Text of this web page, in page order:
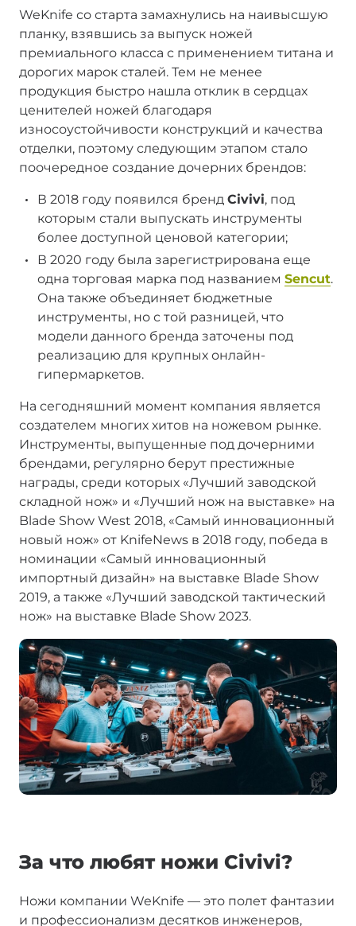
WeKnife со старта замахнулись на наивысшую
планку, взявшись за выпуск ножей
премиального класса с применением титана и
дорогих марок сталей. Тем не менее
продукция быстро нашла отклик в сердцах
ценителей ножей благодаря
износоустойчивости конструкций и качества
отделки, поэтому следующим этапом стало
поочередное создание дочерних брендов:
В 2018 году появился бренд Civivi, под
которым стали выпускать инструменты
более доступной ценовой категории;
В 2020 году была зарегистрирована еще
одна торговая марка под названием Sencut.
Она также объединяет бюджетные
инструменты, но с той разницей, что
модели данного бренда заточены под
реализацию для крупных онлайн-
гипермаркетов.
На сегодняшний момент компания является
создателем многих хитов на ножевом рынке.
Инструменты, выпущенные под дочерними
брендами, регулярно берут престижные
награды, среди которых «Лучший заводской
складной нож» и «Лучший нож на выставке» на
Blade Show West 2018, «Самый инновационный
новый нож» от KnifeNews в 2018 году, победа в
номинации «Самый инновационный
импортный дизайн» на выставке Blade Show
2019, а также «Лучший заводской тактический
нож» на выставке Blade Show 2023.
За что любят ножи Civivi?
Ножи компании WeKnife — это полет фантазии
и профессионализм десятков инженеров,